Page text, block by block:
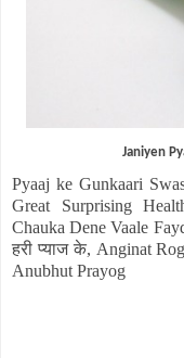
Janiyen
Pyaaj ke Gunkaari
Great Surprising
Chauka Dene Vaale
हरी प्याज के, Anginat
Anubhut Prayog